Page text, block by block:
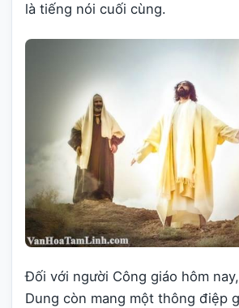
là tiếng nói cuối cùng.
Đối với người Công giáo hôm
Dung còn mang một thông điệp